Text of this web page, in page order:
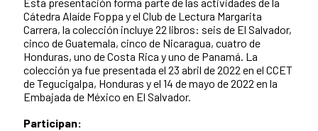
Esta presentación forma parte de las actividades de la
Cátedra Alaíde Foppa y el Club de Lectura Margarita
Carrera, la colección incluye 22 libros: seis de El Salvador,
cinco de Guatemala, cinco de Nicaragua, cuatro de
Honduras, uno de Costa Rica y uno de Panamá. La
colección ya fue presentada el 23 abril de 2022 en el CCET
de Tegucigalpa, Honduras y el 14 de mayo de 2022 en la
Embajada de México en El Salvador.
Participan: